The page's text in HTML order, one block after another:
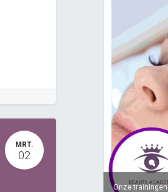
MRT.
02
Onze trainingen